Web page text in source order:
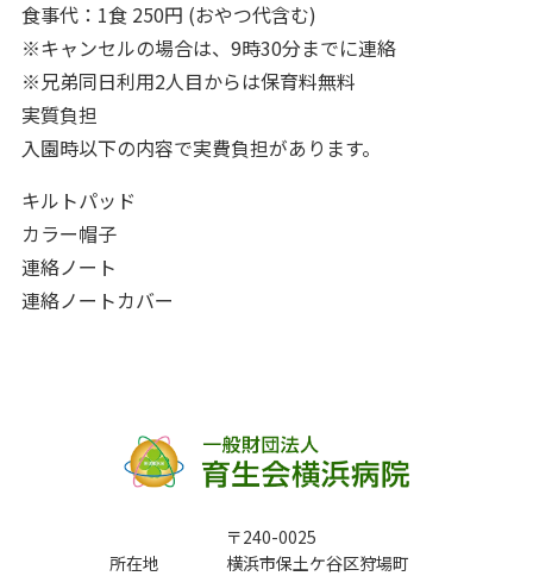
食事代：1食 250円 (おやつ代含む)
※キャンセルの場合は、9時30分までに連絡
※兄弟同日利用2人目からは保育料無料
実質負担
入園時以下の内容で実費負担があります。
キルトパッド
カラー帽子
連絡ノート
連絡ノートカバー
所在地
〒240-0025
横浜市保土ケ谷区狩場町